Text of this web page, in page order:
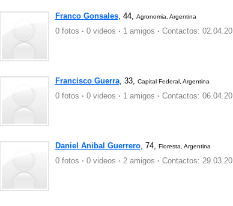
Franco Gonsales, 44, Agronomia, Argentina
0 fotos · 0 videos · 1 amigos · Contactos:
Francisco Guerra, 33, Capital Federal, Argentina
0 fotos · 0 videos · 1 amigos · Contactos:
Daniel Anibal Guerrero, 74, Floresta, Argentina
0 fotos · 0 videos · 2 amigos · Contactos: